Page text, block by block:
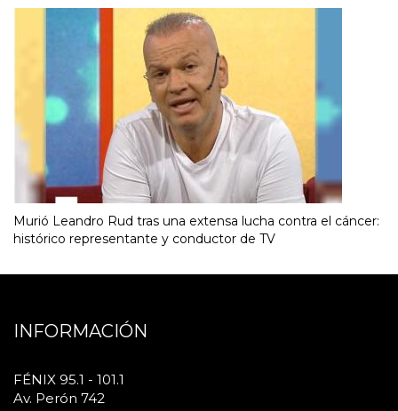
Murió Leandro Rud tras una extensa lucha contra el cáncer:
histórico representante y conductor de TV
INFORMACIÓN
FÉNIX 95.1 - 101.1
Av. Perón 742